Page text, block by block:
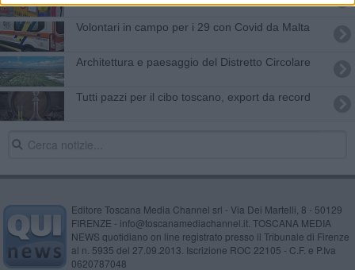
Volontari in campo per i 29 con Covid da Malta
Architettura e paesaggio del Distretto Circolare
Tutti pazzi per il cibo toscano, export da record
Editore Toscana Media Channel srl - Via Dei Martelli, 8 - 50129
FIRENZE - info@toscanamediachannel.it. TOSCANA MEDIA
NEWS quotidiano on line registrato presso il Tribunale di Firenze
al n. 5935 del 27.09.2013. Iscrizione ROC 22105 - C.F. e P.Iva
0620787048